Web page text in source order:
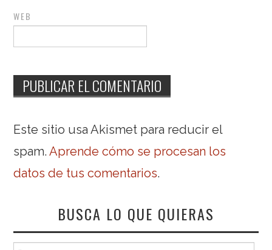
WEB
Este sitio usa Akismet para reducir el
spam.Aprende cómo se procesan los
datos de tus comentarios.
BUSCA LO QUE QUIERAS